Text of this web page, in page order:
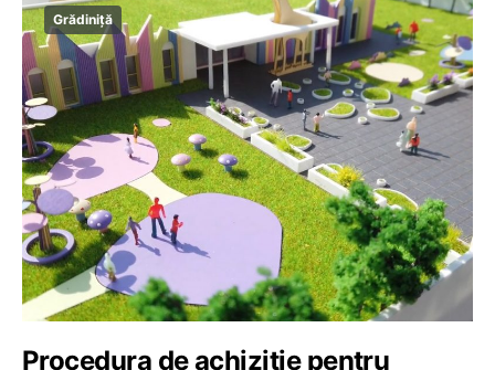
Grădiniță
Procedura de achiziție pentru